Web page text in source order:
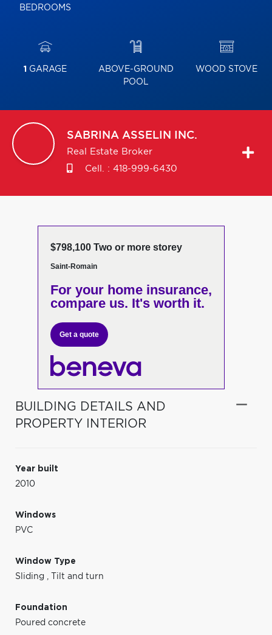
BEDROOMS
1 GARAGE
ABOVE-GROUND
POOL
WOOD STOVE
SABRINA ASSELIN INC.
Real Estate Broker
Cell. : 418-999-6430
$798,100 Two or more storey
Saint-Romain
For your home insurance,
compare us. It's worth it.
Get a quote
BUILDING DETAILS AND
PROPERTY INTERIOR
Year built
2010
Windows
PVC
Window Type
Sliding , Tilt and turn
Foundation
Poured concrete